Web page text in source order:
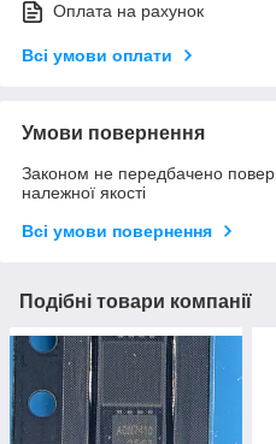
Оплата на рахунок
Всі умови оплати
Умови повернення
Законом не передбачено
належної якості
Всі умови повернення
Подібні товари компанії